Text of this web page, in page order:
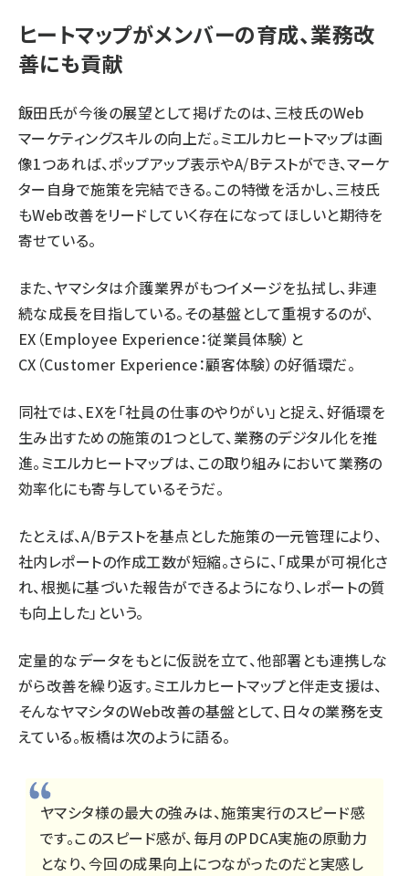
ヒートマップがメンバーの育成、業務改
善にも貢献
飯田氏が今後の展望として掲げたのは、三枝氏のWeb
マーケティングスキルの向上だ。ミエルカヒートマップは画
像1つあれば、ポップアップ表示やA/Bテストができ、マーケ
ター自身で施策を完結できる。この特徴を活かし、三枝氏
もWeb改善をリードしていく存在になってほしいと期待を
寄せている。
また、ヤマシタは介護業界がもつイメージを払拭し、非連
続な成長を目指している。その基盤として重視するのが、
EX（Employee Experience：従業員体験）と
CX（Customer Experience：顧客体験）の好循環だ。
同社では、EXを「社員の仕事のやりがい」と捉え、好循環を
生み出すための施策の1つとして、業務のデジタル化を推
進。ミエルカヒートマップは、この取り組みにおいて業務の
効率化にも寄与しているそうだ。
たとえば、A/Bテストを基点とした施策の一元管理により、
社内レポートの作成工数が短縮。さらに、「成果が可視化さ
れ、根拠に基づいた報告ができるようになり、レポートの質
も向上した」という。
定量的なデータをもとに仮説を立て、他部署とも連携しな
がら改善を繰り返す。ミエルカヒートマップと伴走支援は、
そんなヤマシタのWeb改善の基盤として、日々の業務を支
えている。板橋は次のように語る。
ヤマシタ様の最大の強みは、施策実行のスピード感
です。このスピード感が、毎月のPDCA実施の原動力
となり、今回の成果向上につながったのだと実感し